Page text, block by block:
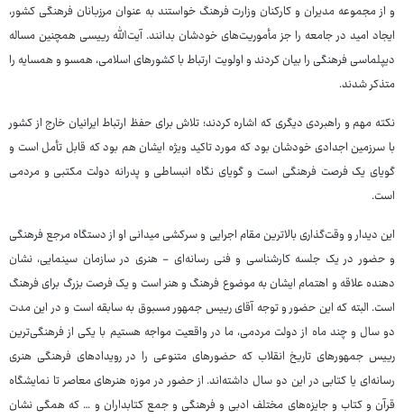
و از مجموعه مدیران و کارکنان وزارت فرهنگ خواستند به عنوان مرزبانان فرهنگی کشور،
ایجاد امید در جامعه را جز مأموریت‌های خودشان بدانند. آیت‌الله رییسی همچنین مساله
دیپلماسی فرهنگی را بیان کردند و اولویت ارتباط با کشورهای اسلامی، همسو و همسایه را
متذکر شدند.
نکته مهم و راهبردی دیگری که اشاره کردند؛ تلاش برای حفظ ارتباط ایرانیان خارج از کشور
با سرزمین اجدادی خودشان بود که مورد تاکید ویژه ایشان هم بود که قابل تأمل است و
گویای یک فرصت فرهنگی است و گویای نگاه انبساطی و پدرانه دولت مکتبی و مردمی
است.
این دیدار و وقت‌گذاری بالاترین مقام اجرایی و سرکشی میدانی او از دستگاه مرجع فرهنگی
و حضور در یک جلسه کارشناسی و فنی رسانه‌ای - هنری در سازمان سینمایی، نشان
دهنده علاقه و اهتمام ایشان به موضوع فرهنگ و هنر است و یک فرصت بزرگ برای فرهنگ
است. البته که این حضور و توجه آقای رییس جمهور مسبوق به سابقه است و در این مدت
دو سال و چند ماه از دولت مردمی، ما در واقعیت مواجه هستیم با یکی از فرهنگی‌ترین
رییس جمهورهای تاریخ انقلاب که حضورهای متنوعی را در رویدادهای فرهنگی هنری
رسانه‌ای یا کتابی در این دو سال داشته‌اند. از حضور در موزه هنرهای معاصر تا نمایشگاه
قرآن و کتاب و جایزه‌های مختلف ادبی و فرهنگی و جمع کتابداران و … که همگی نشان